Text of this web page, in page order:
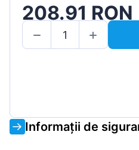
208.91 RON
Informații de